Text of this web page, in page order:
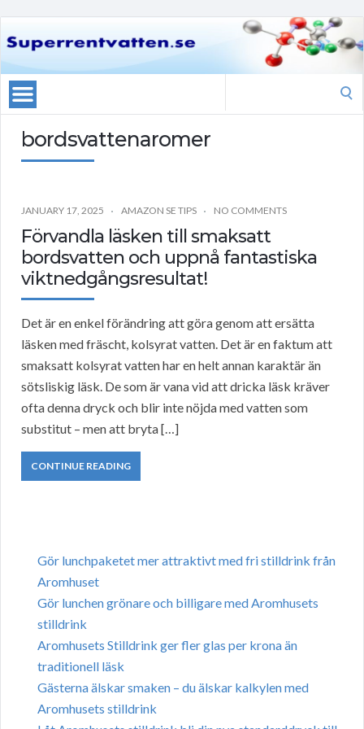
bordsvattenaromer
JANUARY 17, 2025 AMAZON SE TIPS NO COMMENTS
Förvandla läsken till smaksatt
bordsvatten och uppnå fantastiska
viktnedgångsresultat!
Det är en enkel förändring att göra genom att ersätta
läsken med fräscht, kolsyrat vatten. Det är en faktum att
smaksatt kolsyrat vatten har en helt annan karaktär än
sötsliskig läsk. De som är vana vid att dricka läsk kräver
ofta denna dryck och blir inte nöjda med vatten som
substitut – men att bryta […]
CONTINUE READING
Gör lunchpaketet mer attraktivt med fri stilldrink från
Aromhuset
Gör lunchen grönare och billigare med Aromhusets
stilldrink
Aromhusets Stilldrink ger fler glas per krona än
traditionell läsk
Gästerna älskar smaken – du älskar kalkylen med
Aromhusets stilldrink